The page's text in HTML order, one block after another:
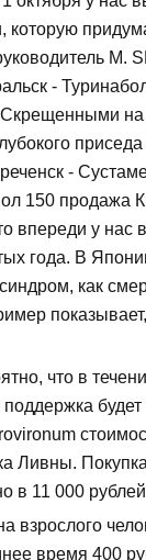
которую
М.
-
на
приседа
-
150 продажа
впереди у нас
года. В
как
что в
будет
Ливны.
в 11 000
взрослого
время 400